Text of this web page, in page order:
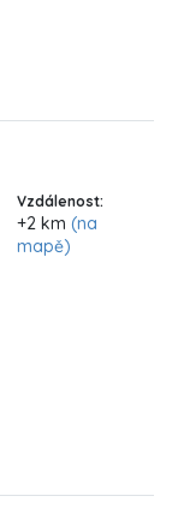
Vzdálenost:
+2 km (na
mapě)